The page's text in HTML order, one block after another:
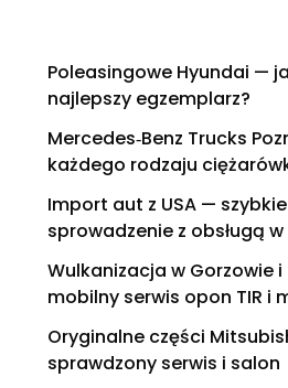
Poleasingowe Hyundai —
najlepszy egzemplarz?
Mercedes‑Benz Trucks
każdego rodzaju
Import aut z USA —
sprowadzenie z obsługą w
Wulkanizacja w Gorzowie
mobilny serwis opon TIR i
Oryginalne części
sprawdzony serwis i salon